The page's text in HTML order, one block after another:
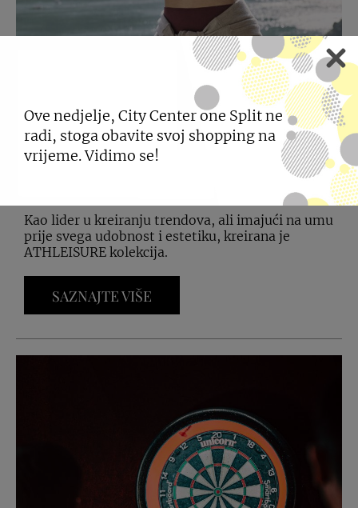
PREDSTAVLJA NOVU
KOLEKCIJU
Kao lider u kreiranju trendova, ali imajući na umu
prije svega udobnost i estetiku, kreirana je
ATHLEISURE kolekcija.
SAZNAJTE VIŠE
Ove nedjelje, City Center one Split ne
radi, stoga obavite svoj shopping na
vrijeme. Vidimo se!